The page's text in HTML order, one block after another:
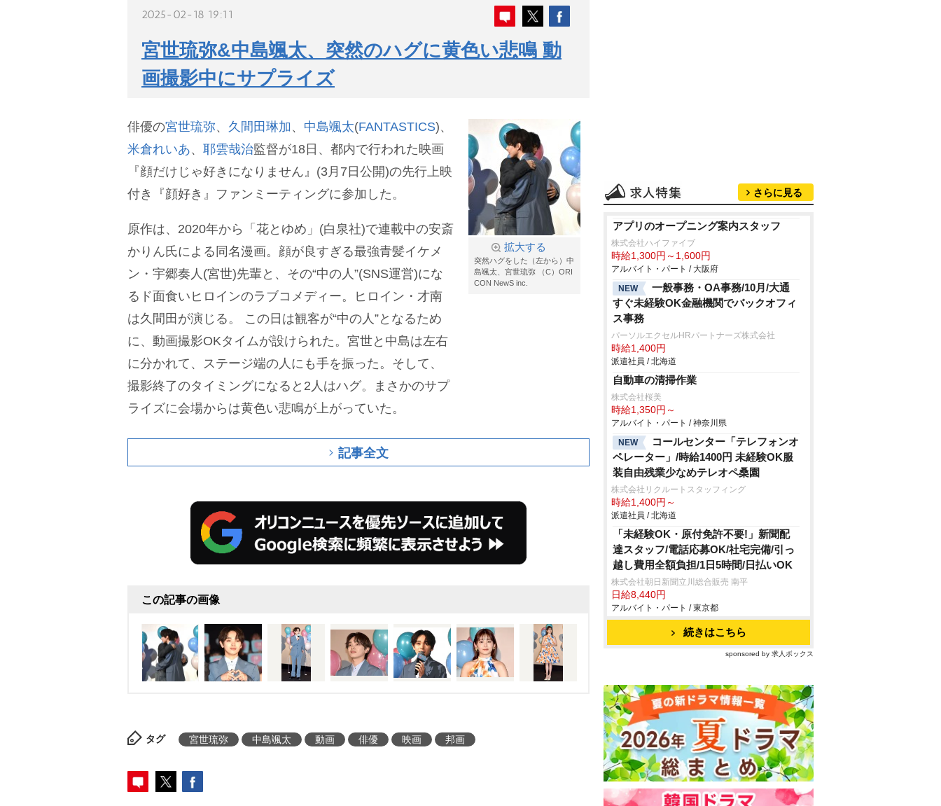
2025-02-18 19:11
宮世琉弥&中島颯太、突然のハグに黄色い悲鳴 動
画撮影中にサプライズ
拡大する
突然ハグをした（左から）中
島颯太、宮世琉弥 （C）ORI
CON NewS inc.
俳優の宮世琉弥、 久間田琳加 、 中島颯太(FANTASTICS)、
米倉れいあ、 耶雲哉治監督が18日、都内で行われた映画
『顔だけじゃ好きになりません』(3月7日公開)の先行上映
付き『顔好き』ファンミーティングに参加した。
原作は、2020年から「花とゆめ」(白泉社)で連載中の安斎
かりん氏による同名漫画。顔が良すぎる最強青髪イケメ
ン・宇郷奏人(宮世)先輩と、その“中の人”(SNS運営)にな
るド面食いヒロインのラブコメディー。ヒロイン・才南
は久間田が演じる。
この日は観客が“中の人”となるため
に、動画撮影OKタイムが設けられた。宮世と中島は左右
に分かれて、ステージ端の人にも手を振った。そして、
撮影終了のタイミングになると2人はハグ。まさかのサプ
ライズに会場からは黄色い悲鳴が上がっていた。
記事全文
この記事の画像
タグ 宮世琉弥 中島颯太 動画 俳優 映画 邦画
さらに見る
アプリのオープニング案内スタッフ
株式会社ハイファイブ
時給1,300円～1,600円
アルバイト・パート / 大阪府
NEW
一般事務・OA事務/10月/大通
すぐ未経験OK金融機関でバックオフィ
ス事務
パーソルエクセルHRパートナーズ株式会社
時給1,400円
派遣社員 / 北海道
自動車の清掃作業
株式会社桜美
時給1,350円～
アルバイト・パート / 神奈川県
NEW
コールセンター「テレフォンオ
ペレーター」/時給1400円 未経験OK服
装自由残業少なめテレオペ桑園
株式会社リクルートスタッフィング
時給1,400円～
派遣社員 / 北海道
「未経験OK・原付免許不要!」新聞配
達スタッフ/電話応募OK/社宅完備/引っ
越し費用全額負担/1日5時間/日払いOK
株式会社朝日新聞立川総合販売 南平
日給8,440円
アルバイト・パート / 東京都
続きはこちら
sponsored by 求人ボックス